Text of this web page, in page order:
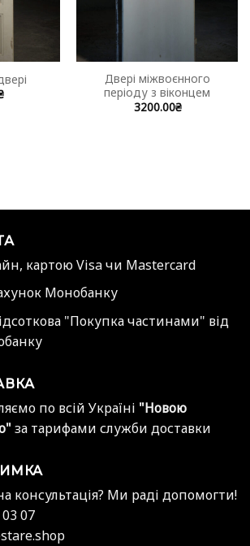
Двері міжвоєнного
періоду з віконцем
3200.00₴
картою Visa чи Mastercard
Монобанку
"Покупка частинами" від
по всій Україні "Новою
за тарифами служби доставки
консультація? Ми раді допомогти!
07